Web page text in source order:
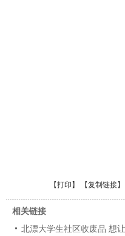
【打印 】 【复制链接
相关链接
北漂大学生社区收废品 想